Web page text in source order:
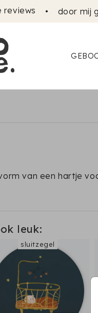
reviews • door mij
van een hartje
leuk:
sluitzegel